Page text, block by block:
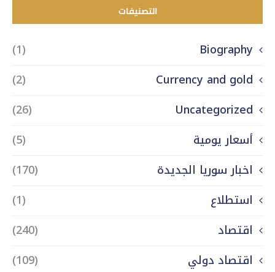
التصنيفات
Biography
(1)
Currency and gold
(2)
Uncategorized
(26)
أسعار يومية
(5)
اخبار سوريا الجديدة
(170)
استطلاع
(1)
اقتصاد
(240)
اقتصاد دولي
(109)